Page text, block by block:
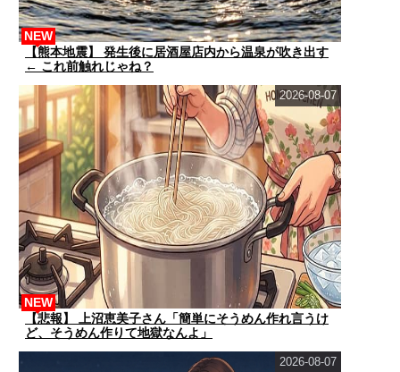
【熊本地震】 発生後に居酒屋店内から温泉が吹き出す
← これ前触れじゃね？
NEW
【悲報】 上沼恵美子さん「簡単にそうめん作れ言うけ
ど、そうめん作りて地獄なんよ」
NEW
2026-08-07
2026-08-07